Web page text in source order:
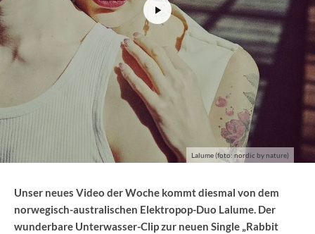
Lalume (foto: nordic by nature)
Unser neues Video der Woche kommt diesmal von dem
norwegisch-australischen Elektropop-Duo Lalume. Der
wunderbare Unterwasser-Clip zur neuen Single „Rabbit